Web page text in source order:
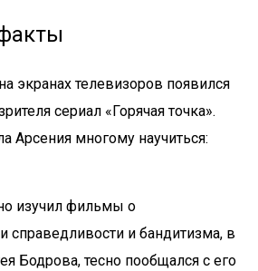
экранах телевизоров появился
сериал «Горячая точка».
Арсения многому научиться:
изучил фильмы о
справедливости и бандитизма, в
Бодрова, тесно пообщался с его